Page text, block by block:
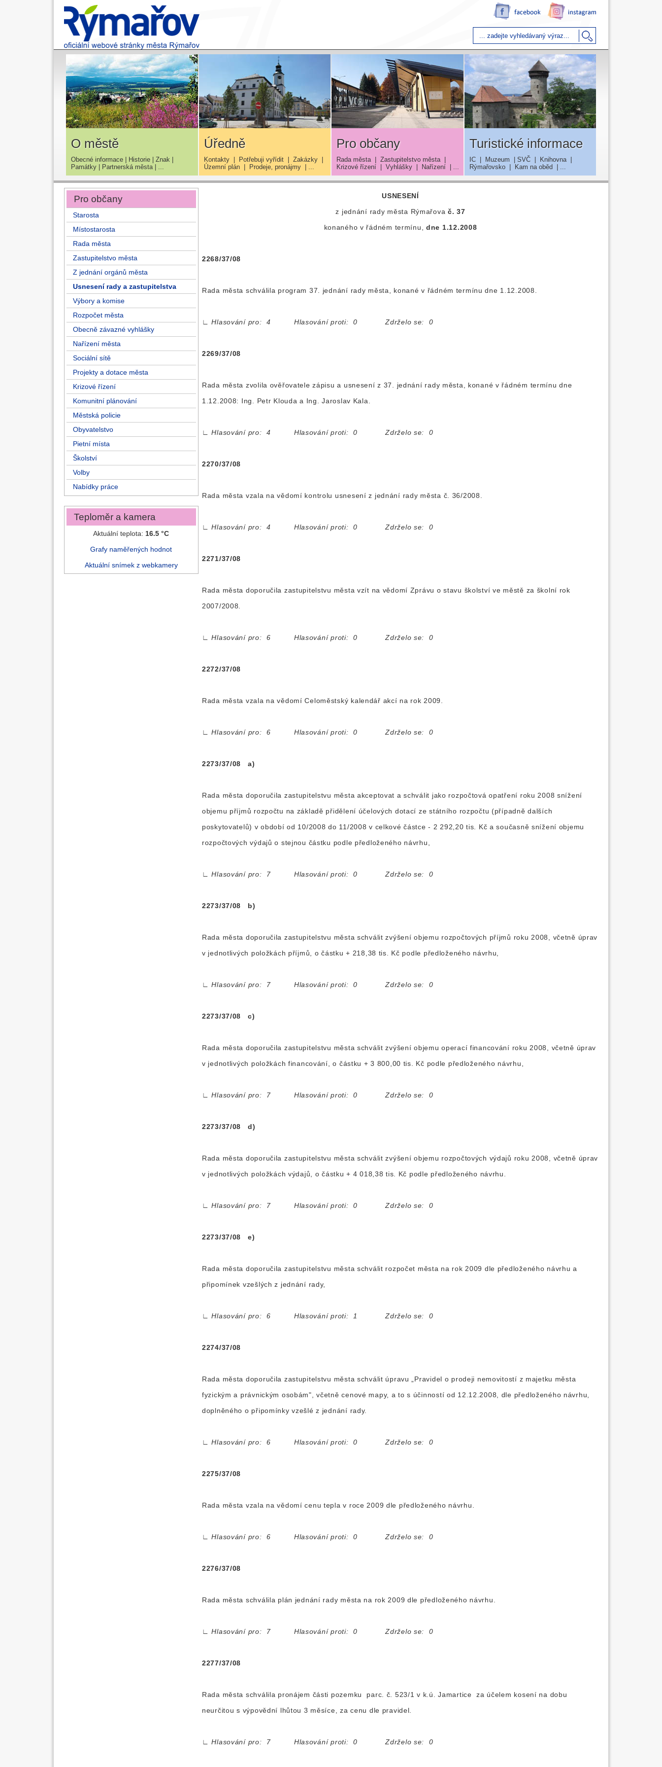
O městě
Obecné informace | Historie | Znak |
Památky | Partnerská města | ...
Úředně
Kontakty| Potřebuji vyřídit| Zakázky|
Územní plán| Prodeje, pronájmy| ...
Pro občany
Rada města | Zastupitelstvo města |
Krizové řízení | Vyhlášky | Nařízení | ...
Turistické informace
IC| Muzeum | SVČ| Knihovna|
Rýmařovsko| Kam na oběd| ...
Pro občany
Starosta
Místostarosta
Rada města
Zastupitelstvo města
Z jednání orgánů města
Usnesení rady a zastupitelstva
Výbory a komise
Rozpočet města
Obecně závazné vyhlášky
Nařízení města
Sociální sítě
Projekty a dotace města
Krizové řízení
Komunitní plánování
Městská policie
Obyvatelstvo
Pietní místa
Školství
Volby
Nabídky práce
Teploměr a kamera
Aktuální teplota: 16.5 °C
Grafy naměřených hodnot
Aktuální snímek z webkamery
USNESENÍ
z jednání rady města Rýmařova č. 37
konaného v řádném termínu,dne 1.12.2008
2268/37/08
Rada města schválila program 37. jednání rady města, konané v řádném termínu dne 1.12.2008.
∟ Hlasování pro: 4 Hlasování proti: 0 Zdrželo se: 0
2269/37/08
Rada města zvolila ověřovatele zápisu a usnesení z 37. jednání rady města, konané v řádném termínu dne
1.12.2008: Ing. Petr Klouda a Ing. Jaroslav Kala.
∟ Hlasování pro: 4 Hlasování proti: 0 Zdrželo se: 0
2270/37/08
Rada města vzala na vědomí kontrolu usnesení z jednání rady města č. 36/2008.
∟ Hlasování pro: 4 Hlasování proti: 0 Zdrželo se: 0
2271/37/08
Rada města doporučila zastupitelstvu města vzít na vědomí Zprávu o stavu školství ve městě za školní rok
2007/2008.
∟ Hlasování pro: 6 Hlasování proti: 0 Zdrželo se: 0
2272/37/08
Rada města vzala na vědomí Celoměstský kalendář akcí na rok 2009.
∟ Hlasování pro: 6 Hlasování proti: 0 Zdrželo se: 0
2273/37/08 a)
Rada města doporučila zastupitelstvu města akceptovat a schválit jako rozpočtová opatření roku 2008 snížení
objemu příjmů rozpočtu na základě přidělení účelových dotací ze státního rozpočtu (případně dalších
poskytovatelů) v období od 10/2008 do 11/2008 v celkové částce - 2 292,20 tis. Kč a současně snížení objemu
rozpočtových výdajů o stejnou částku podle předloženého návrhu,
∟ Hlasování pro: 7 Hlasování proti: 0 Zdrželo se: 0
2273/37/08 b)
Rada města doporučila zastupitelstvu města schválit zvýšení objemu rozpočtových příjmů roku 2008, včetně úprav
v jednotlivých položkách příjmů, o částku + 218,38 tis. Kč podle předloženého návrhu,
∟ Hlasování pro: 7 Hlasování proti: 0 Zdrželo se: 0
2273/37/08 c)
Rada města doporučila zastupitelstvu města schválit zvýšení objemu operací financování roku 2008, včetně úprav
v jednotlivých položkách financování, o částku + 3 800,00 tis. Kč podle předloženého návrhu,
∟ Hlasování pro: 7 Hlasování proti: 0 Zdrželo se: 0
2273/37/08 d)
Rada města doporučila zastupitelstvu města schválit zvýšení objemu rozpočtových výdajů roku 2008, včetně úprav
v jednotlivých položkách výdajů, o částku + 4 018,38 tis. Kč podle předloženého návrhu.
∟ Hlasování pro: 7 Hlasování proti: 0 Zdrželo se: 0
2273/37/08 e)
Rada města doporučila zastupitelstvu města schválit rozpočet města na rok 2009 dle předloženého návrhu a
připomínek vzešlých z jednání rady,
∟ Hlasování pro: 6 Hlasování proti: 1 Zdrželo se: 0
2274/37/08
Rada města doporučila zastupitelstvu města schválit úpravu „Pravidel o prodeji nemovitostí z majetku města
fyzickým a právnickým osobám", včetně cenové mapy, a to s účinností od 12.12.2008, dle předloženého návrhu,
doplněného o připomínky vzešlé z jednání rady.
∟ Hlasování pro: 6 Hlasování proti: 0 Zdrželo se: 0
2275/37/08
Rada města vzala na vědomí cenu tepla v roce 2009 dle předloženého návrhu.
∟ Hlasování pro: 6 Hlasování proti: 0 Zdrželo se: 0
2276/37/08
Rada města schválila plán jednání rady města na rok 2009 dle předloženého návrhu.
∟ Hlasování pro: 7 Hlasování proti: 0 Zdrželo se: 0
2277/37/08
Rada města schválila pronájem části pozemku parc. č. 523/1 v k.ú. Jamartice za účelem kosení na dobu
neurčitou s výpovědní lhůtou 3 měsíce, za cenu dle pravidel.
∟ Hlasování pro: 7 Hlasování proti: 0 Zdrželo se: 0